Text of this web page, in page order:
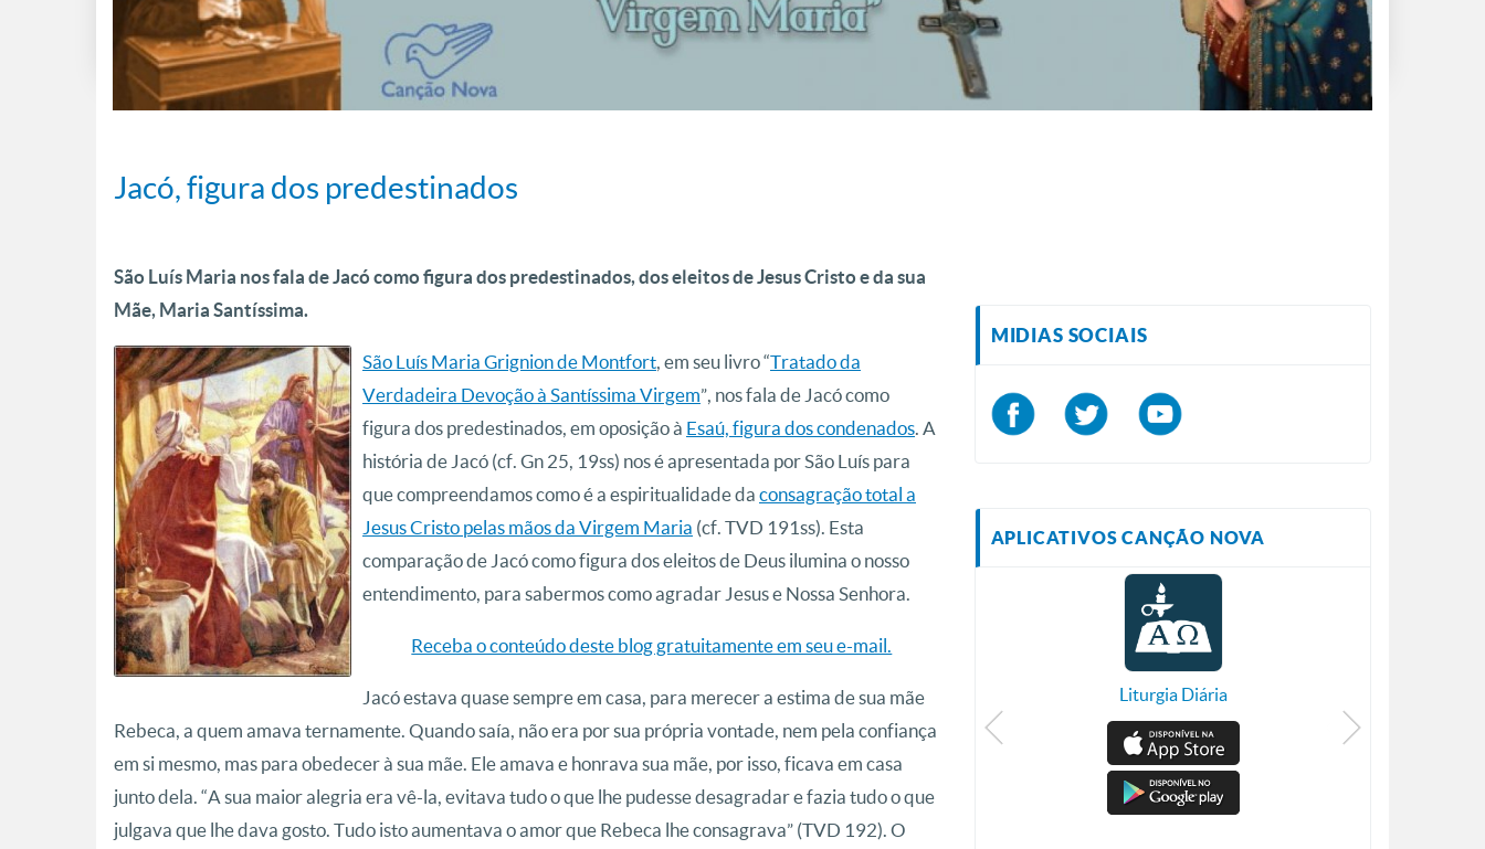
Jacó, figura dos predestinados
São Luís Maria nos fala de Jacó como figura dos predestinados, dos eleitos de Jesus Cristo e da sua
Mãe, Maria Santíssima.
São Luís Maria Grignion de Montfort, em seu livro “Tratado da
Verdadeira Devoção à Santíssima Virgem”, nos fala de Jacó como
figura dos predestinados, em oposição à Esaú, figura dos condenados. A
história de Jacó (cf. Gn 25, 19ss) nos é apresentada por São Luís para
que compreendamos como é a espiritualidade daconsagração total a
Jesus Cristo pelas mãos da Virgem Maria (cf. TVD 191ss). Esta
comparação de Jacó como figura dos eleitos de Deus ilumina o nosso
entendimento, para sabermos como agradar Jesus e Nossa Senhora.
Receba o conteúdo deste blog gratuitamente em seu e-mail.
Jacó estava quase sempre em casa, para merecer a estima de sua mãe
Rebeca, a quem amava ternamente. Quando saía, não era por sua própria vontade, nem pela confiança
em si mesmo, mas para obedecer à sua mãe. Ele amava e honrava sua mãe, por isso, ficava em casa
junto dela. “A sua maior alegria era vê-la, evitava tudo o que lhe pudesse desagradar e fazia tudo o que
julgava que lhe dava gosto. Tudo isto aumentava o amor que Rebeca lhe consagrava” (TVD 192). O
MIDIAS SOCIAIS
APLICATIVOS CANÇÃO NOVA
CN Plus Liturgia Diária